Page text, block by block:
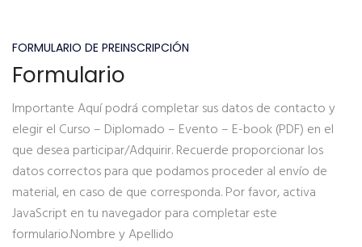
FORMULARIO DE PREINSCRIPCIÓN
Formulario
Importante Aquí podrá completar sus datos de contacto y
elegir el Curso – Diplomado – Evento – E-book (PDF) en el
que desea participar/Adquirir. Recuerde proporcionar los
datos correctos para que podamos proceder al envío de
material, en caso de que corresponda. Por favor, activa
JavaScript en tu navegador para completar este
formulario.Nombre y Apellido